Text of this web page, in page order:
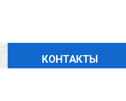
КОНТАКТЫ